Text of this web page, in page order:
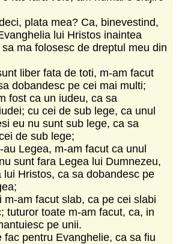
plata mea? Ca, binevestind,
lui Hristos inaintea
ma folosesc de dreptul meu din
liber fata de toti, m-am facut
dobandesc pe cei mai multi;
fost ca un iudeu, ca sa
cu cei de sub lege, ca unul
eu nu sunt sub lege, ca sa
de sub lege;
au Legea, m-am facut ca unul
sunt fara Legea lui Dumnezeu,
lui Hristos, ca sa dobandesc pe
m-am facut slab, ca pe cei slabi
tuturor toate m-am facut, ca, in
pe unii.
fac pentru Evanghelie, ca sa fiu